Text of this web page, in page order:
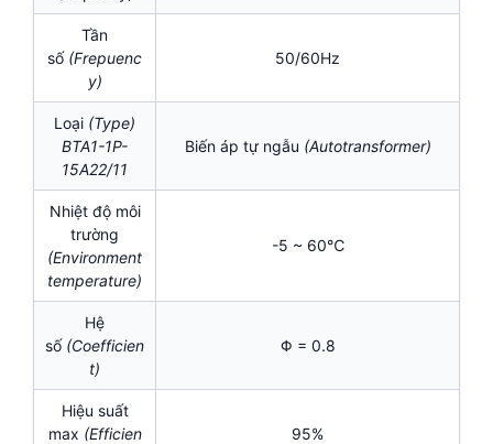
Tần
số (Frepuenc
y)
50/60Hz
Loại (Type)
BTA1-1P-
15A22/11
Biến áp tự ngẫu (Autotransformer)
Nhiệt độ môi
trường
(Environment
temperature)
-5 ~ 60℃
Hệ
số (Coefficien
t)
Φ = 0.8
Hiệu suất
max (Efficien
95%